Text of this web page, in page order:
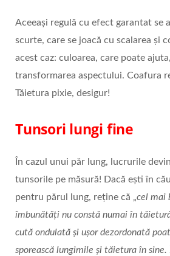
Aceeași regulă cu efect garantat se
scurte, care se joacă cu scalarea și
acest caz: culoarea, care poate
transformarea aspectului. Coafura
Tăietura pixie, desigur!
Tunsori lungi fine
În cazul unui păr lung, lucrurile
tunsorile pe măsură! Dacă ești în
pentru părul lung, reține că „cel mai
îmbunătăți nu constă numai în
cută ondulată și ușor dezordonată
sporească lungimile și tăietura în